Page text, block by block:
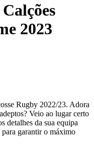
Calções
2023
Rugby 2022/23. Adora
Veio ao lugar certo
detalhes da sua equipa
garantir o máximo